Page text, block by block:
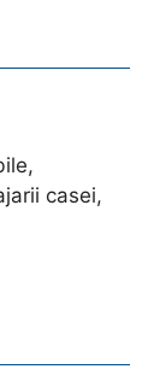
casei,